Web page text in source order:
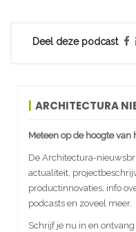
Deel deze podcast
ARCHITECTURA
Meteen op de hoogte
De Architectura-
actualiteit,
productinnovaties, info
podcasts en zoveel meer.
Schrijf je nu in en